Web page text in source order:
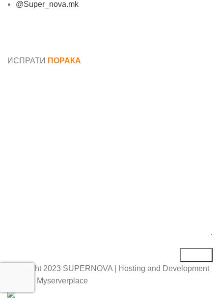
@Super_nova.mk
ИСПРАТИ ПОРАКА
Copyright 2023 SUPERNOVA | Hosting and Development
by MSP Myserverplace